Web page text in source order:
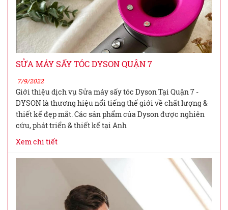
SỬA MÁY SẤY TÓC DYSON QUẬN 7
7/9/2022
Giới thiệu dịch vụ Sửa máy sấy tóc Dyson Tại Quận 7 -
DYSON là thương hiệu nổi tiếng thế giới về chất lượng &
thiết kế đẹp mắt. Các sản phẩm của Dyson được nghiên
cứu, phát triển & thiết kế tại Anh
Xem chi tiết